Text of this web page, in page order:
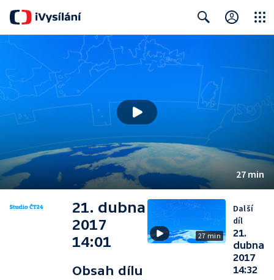
27 min
21. dubna
2017
14:01
Obsah dílu
27 min
Další
díl
21.
dubna
2017
14:32